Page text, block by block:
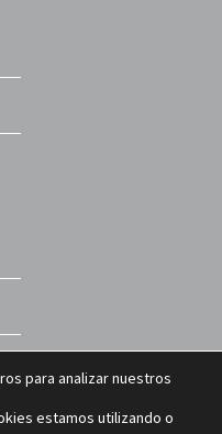
para analizar nuestros
estamos utilizando o